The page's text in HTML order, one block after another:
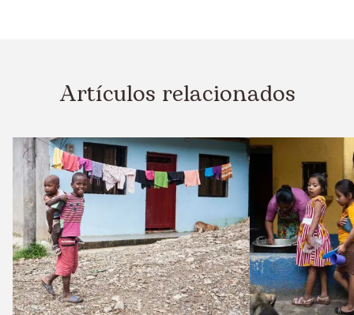
Artículos relacionados